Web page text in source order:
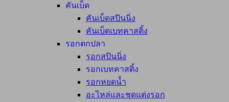
คันเบ็ด
คันเบ็ดสปินนิ่ง
คันเบ็ดเบทคาสติ้ง
รอกตกปลา
รอกสปินนิ่ง
รอกเบทคาสติ้ง
รอกหยดน้ำ
อะไหล่และชุดแต่งรอก